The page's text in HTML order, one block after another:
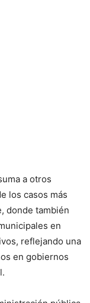
a otros
los casos más
donde también
en
reflejando una
en gobiernos